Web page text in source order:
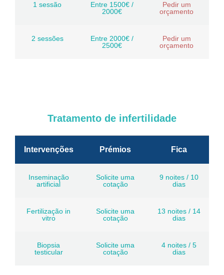
1 sessão
Entre 1500€ /
2000€
Pedir um
orçamento
2 sessões
Entre 2000€ /
2500€
Pedir um
orçamento
Tratamento de infertilidade
Intervenções Prémios Fica
Inseminação
artificial
Solicite uma
cotação
9 noites / 10
dias
Fertilização in
vitro
Solicite uma
cotação
13 noites / 14
dias
Biopsia
testicular
Solicite uma
cotação
4 noites / 5
dias